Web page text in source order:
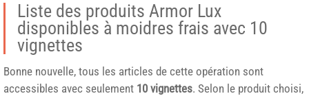
Liste des produits Armor Lux
disponibles à moidres frais avec 10
vignettes
Bonne nouvelle, tous les articles de cette opération sont
accessibles avec seulement 10 vignettes. Selon le produit choisi,